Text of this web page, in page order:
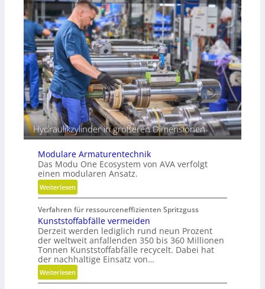
r
o
z
e
s
s
e
z
t
r
e
i
b
e
r
Hydraulikzylinder in größeren Dimensionen
Modulare Armaturentechnik
Das Modu One Ecosystem von AVA verfolgt
einen modularen Ansatz.
Weiterlesen:
M
o
d
u
l
a
r
e
Verfahren für ressourceneffizienten Spritzguss
Kunststoffabfälle vermeiden
Derzeit werden lediglich rund neun Prozent
der weltweit anfallenden 350 bis 360 Millionen
Tonnen Kunststoffabfälle recycelt. Dabei hat
der nachhaltige Einsatz von…
Weiterlesen:
K